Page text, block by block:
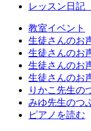
レッスン日記
教室イベント
生徒さんのお
生徒さんのお
生徒さんのお
生徒さんのお
りかこ先生の
みゆ先生のつ
ピアノを読む